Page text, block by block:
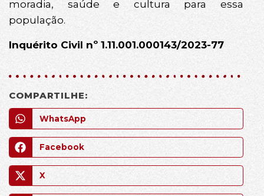
moradia, saúde e cultura para essa
população.
Inquérito Civil nº 1.11.001.000143/2023-77
COMPARTILHE:
WhatsApp
Facebook
X